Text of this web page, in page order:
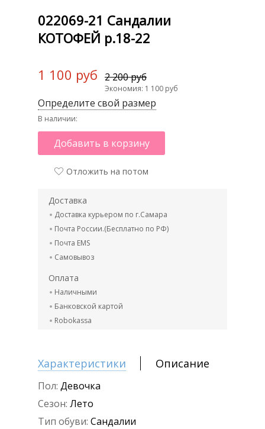
022069-21 Сандалии
КОТОФЕЙ р.18-22
1 100 руб 2 200 руб
Экономия: 1 100 руб
Определите свой размер
В наличии:
Добавить в корзину
Отложить на потом
Доставка
Доставка курьером по г.Самара
Почта России.(Бесплатно по РФ)
Почта EMS
Самовывоз
Оплата
Наличными
Банковской картой
Robokassa
Характеристики Описание
Пол: Девочка
Сезон: Лето
Тип обуви: Сандалии